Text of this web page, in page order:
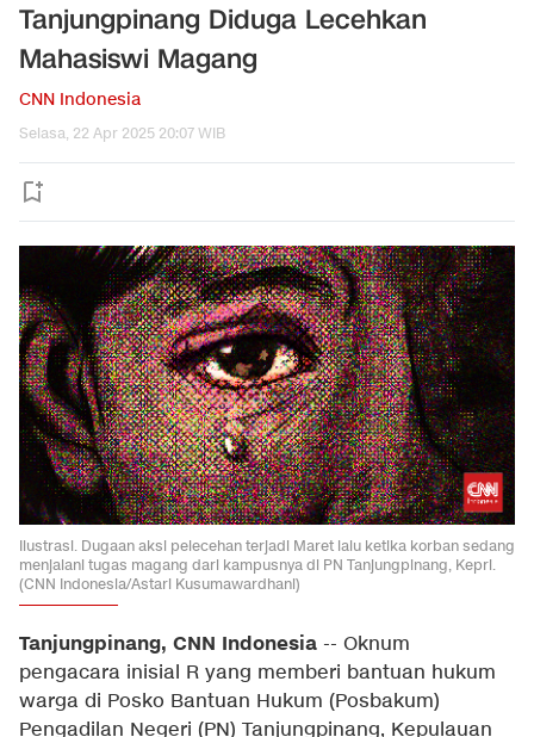
Tanjungpinang Diduga Lecehkan
Mahasiswi Magang
CNN Indonesia
Selasa, 22 Apr 2025 20:07 WIB
Ilustrasi. Dugaan aksi pelecehan terjadi Maret lalu ketika korban sedang
menjalani tugas magang dari kampusnya di PN Tanjungpinang, Kepri.
(CNN Indonesia/Astari Kusumawardhani)
Tanjungpinang, CNN Indonesia -- Oknum
pengacara inisial R yang memberi bantuan hukum
warga di Posko Bantuan Hukum (Posbakum)
Pengadilan Negeri (PN) Tanjungpinang, Kepulauan